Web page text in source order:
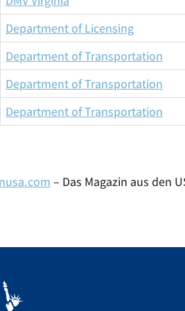
Department of Licensing
Department of Transportation
Department of Transportation
Department of Transportation
– Das Magazin aus den